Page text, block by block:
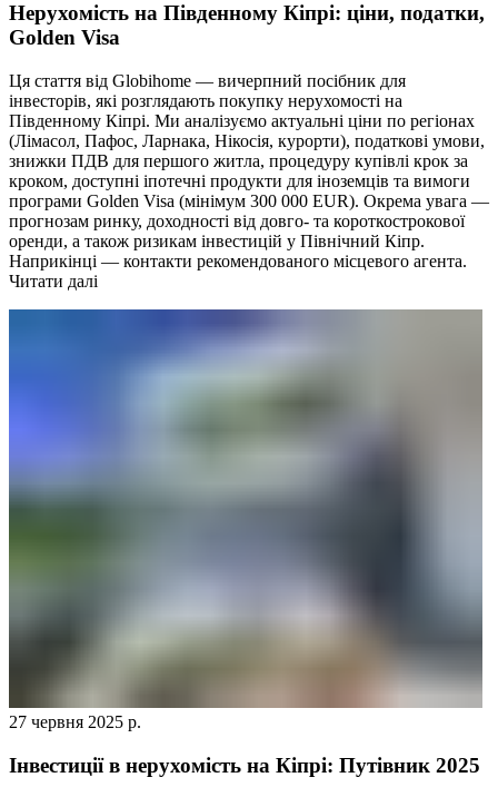
Нерухомість на Південному Кіпрі: ціни, податки,
Golden Visa
Ця стаття від Globihome — вичерпний посібник для
інвесторів, які розглядають покупку нерухомості на
Південному Кіпрі. Ми аналізуємо актуальні ціни по регіонах
(Лімасол, Пафос, Ларнака, Нікосія, курорти), податкові умови,
знижки ПДВ для першого житла, процедуру купівлі крок за
кроком, доступні іпотечні продукти для іноземців та вимоги
програми Golden Visa (мінімум 300 000 EUR). Окрема увага —
прогнозам ринку, доходності від довго- та короткострокової
оренди, а також ризикам інвестицій у Північний Кіпр.
Наприкінці — контакти рекомендованого місцевого агента.
Читати далі
27 червня 2025 р.
Інвестиції в нерухомість на Кіпрі: Путівник 2025